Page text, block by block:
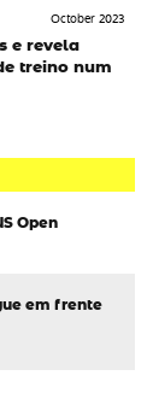
October 2023
e revela
treino num
Open
em frente